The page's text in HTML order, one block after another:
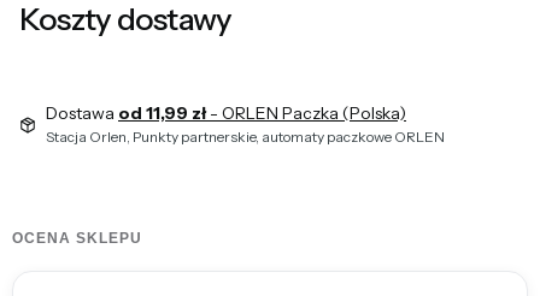
Koszty dostawy
Dostawa od 11,99 zł- ORLEN Paczka (Polska)
Stacja Orlen, Punkty partnerskie, automaty paczkowe ORLEN
OCENA SKLEPU